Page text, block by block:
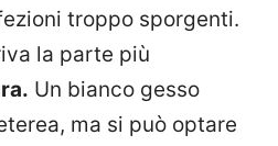
troppo sporgenti.
la parte più
Un bianco gesso
ma si può optare